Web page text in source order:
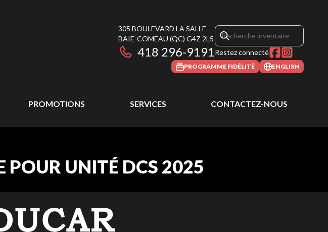
305 BOULEVARD LA SALLE
BAIE-COMEAU (QC) G4Z 2L5
418 296-9191Restez connecté
PROGRAMME FIDÉLITÉ ENGLISH
PROMOTIONS SERVICES CONTACTEZ-NOUS
POUR UNITÉ DCS 2025